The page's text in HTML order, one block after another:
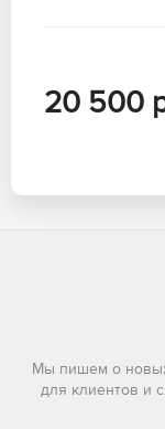
20 500
Мы пишем о
для клиентов и